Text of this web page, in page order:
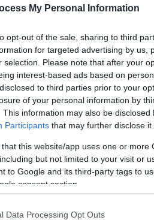
My Personal Information
opt-out of the sale, sharing to third
for targeted advertising by us,
selection. Please note that after your
interest-based ads based on
to third parties prior to your
of your personal information by
This information may also be
Participants that may further disclose it
that this website/app uses one or
but not limited to your visit or
to Google and its third-party tags to
consent section.
Data Processing Opt Outs